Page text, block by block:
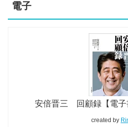
電子
安倍晋三 回顧録【電子
created by